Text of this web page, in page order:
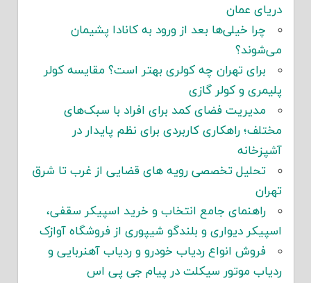
دریای عمان
چرا خیلی‌ها بعد از ورود به کانادا پشیمان
می‌شوند؟
برای تهران چه کولری بهتر است؟ مقایسه کولر
پلیمری و کولر گازی
مدیریت فضای کمد برای افراد با سبک‌های
مختلف؛ راهکاری کاربردی برای نظم پایدار در
آشپزخانه
تحلیل تخصصی رویه های قضایی از غرب تا شرق
تهران
راهنمای جامع انتخاب و خرید اسپیکر سقفی،
اسپیکر دیواری و بلندگو شیپوری از فروشگاه آوازک
فروش انواع ردیاب خودرو و ردیاب آهنربایی و
ردیاب موتور سیکلت در پیام جی پی اس